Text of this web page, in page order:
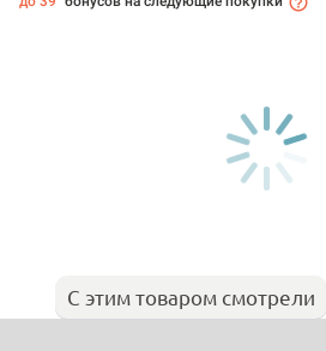
С этим товаром смотрели